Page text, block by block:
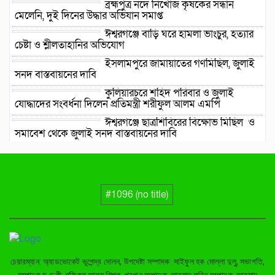
ব্রহ্মপুত্র নদে নিখোঁজ কৃষকের সন্ধান
মেলেনি, দুই দিনের উদ্ধার অভিযান সমাপ্ত
ঈশ্বরগঞ্জে বাড়ি ঘরে হামলা ভাংচুর, হত্যার
চেষ্টা ও শ্লীলতাহানির অভিযোগ
ইসলামপুরে জামায়াতের গণমিছিল, জুলাই
সনদ বাস্তবায়নের দাবি
কুলিয়ারচরে শহিদ পরিবার ও জুলাই
যোদ্ধাদের সংবর্ধনা দিলেন প্রতিমন্ত্রী শরীফুল আলম এমপি
ঈশ্বরগঞ্জে ছাত্রশিবিরের বিক্ষোভ মিছিল ও
সমাবেশ থেকে জুলাই সনদ বাস্তবায়নের দাবি
নৌকার পাটাতন তুলতে নদীতে নেমে
তাড়াইলে জুলাই গণঅভ্যুত্থান দিবস পালন,
সংবর্ধনা পেলেন জুলাই যোদ্ধারা
#1096 (no title)
চেয়ারম্যান: অ্যাডভোকেট ভূপেন্দ্র দোলন, উপদেষ্টা সম্পাদক: সাইফুল হক মোল্লা দুলু, সভাপতি,